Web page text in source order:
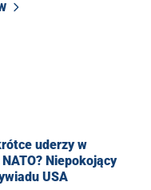
uderzy w
Niepokojący
USA